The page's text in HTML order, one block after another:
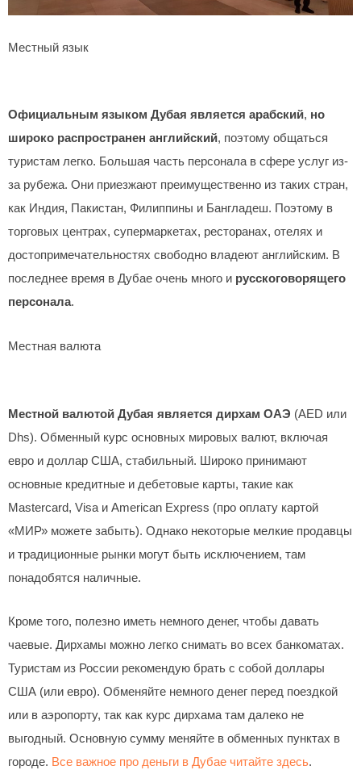
Местный язык
Официальным языком Дубая является арабский, но
широко распространен английский, поэтому общаться
туристам легко. Большая часть персонала в сфере услуг из-
за рубежа. Они приезжают преимущественно из таких стран,
как Индия, Пакистан, Филиппины и Бангладеш. Поэтому в
торговых центрах, супермаркетах, ресторанах, отелях и
достопримечательностях свободно владеют английским. В
последнее время в Дубае очень много и русскоговорящего
персонала.
Местная валюта
Местной валютой Дубая является дирхам ОАЭ (AED или
Dhs). Обменный курс основных мировых валют, включая
евро и доллар США, стабильный. Широко принимают
основные кредитные и дебетовые карты, такие как
Mastercard, Visa и American Express (про оплату картой
«МИР» можете забыть). Однако некоторые мелкие продавцы
и традиционные рынки могут быть исключением, там
понадобятся наличные.
Кроме того, полезно иметь немного денег, чтобы давать
чаевые. Дирхамы можно легко снимать во всех банкоматах.
Туристам из России рекомендую брать с собой доллары
США (или евро). Обменяйте немного денег перед поездкой
или в аэропорту, так как курс дирхама там далеко не
выгодный. Основную сумму меняйте в обменных пунктах в
городе. Все важное про деньги в Дубае читайте здесь.